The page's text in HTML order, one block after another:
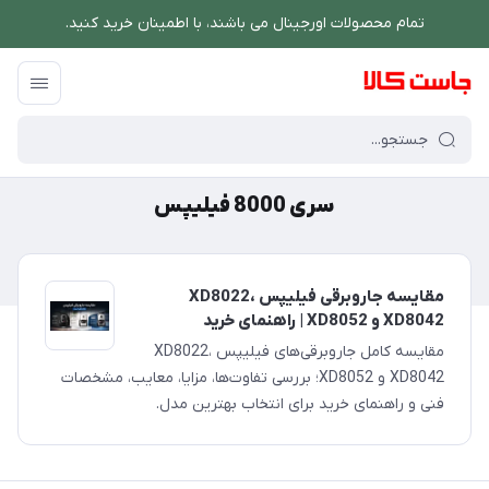
تمام محصولات اورجینال می باشند، با اطمینان خرید کنید.
فروشگاه اینترنتی جاست کالا
سری 8000 فیلیپس
مقایسه جاروبرقی فیلیپس XD8022،
XD8042 و XD8052 | راهنمای خرید
مقایسه کامل جاروبرقی‌های فیلیپس XD8022،
XD8042 و XD8052؛ بررسی تفاوت‌ها، مزایا، معایب، مشخصات
فنی و راهنمای خرید برای انتخاب بهترین مدل.